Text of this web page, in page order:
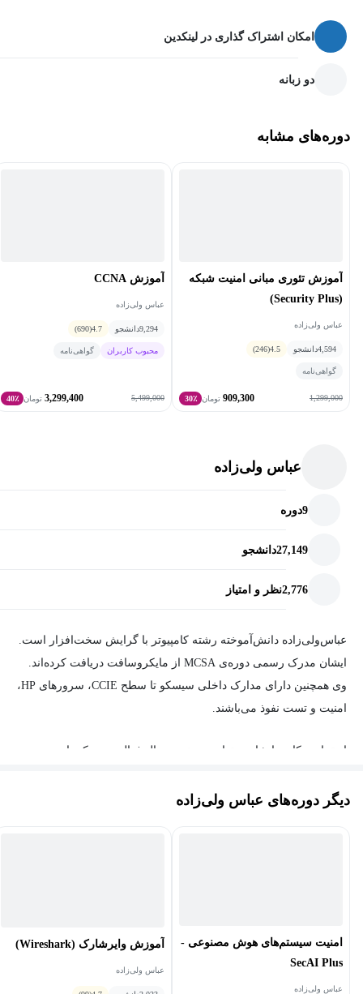
امکان اشتراک گذاری در لینکدین
دو زبانه
دوره‌های مشابه
آموزش تئوری مبانی امنیت شبکه
(Security Plus)
عباس ولی‌زاده
4,594دانشجو 4.5
(246)
گواهی‌نامه
1,299,000
909,300 تومان 30٪
آموزش CCNA
عباس ولی‌زاده
9,294دانشجو 4.7
(690)
محبوب کاربران گواهی‌نامه
5,499,000
3,299,400 تومان 40٪
عباس ولی‌زاده
9دوره
27,149دانشجو
2,776نظر و امتیاز
عباس‌ولی‌زاده دانش‌آموخته رشته کامپیوتر با گرایش سخت‌افزار است.
ایشان مدرک‌ رسمی دوره‌ی‌ MCSA‌ از مایکروسافت‌ دریافت کرده‌اند.
وی همچنین دارای مدارک‌ داخلی سیسکو تا سطح CCIE، سرورهای HP،
امنیت و تست نفوذ می‌باشند.
از تجارب کاری ایشان میتوان به چندین سال فعالیت در یکی از
های خصوصی، همکاری با شرکت الوحدانیه امارات، مشاوره امنیت و
دیگر دوره‌های عباس ولی‌زاده
امنیت سیستم‌های هوش مصنوعی -
SecAI Plus
عباس ولی‌زاده
آموزش وایرشارک (Wireshark)
عباس ولی‌زاده